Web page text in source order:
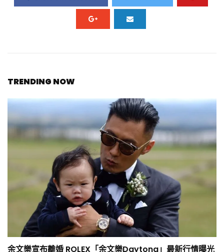
TRENDING NOW
余文樂宣布離婚 ROLEX「余文樂Daytona」最新行情曝光